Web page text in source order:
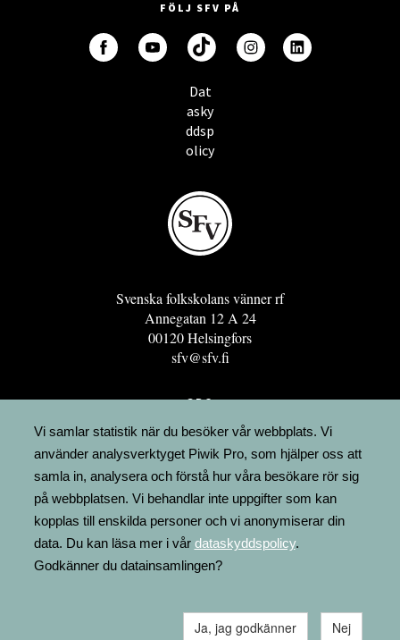
FÖLJ SFV PÅ
Dat
asky
ddsp
olicy
Svenska folkskolans vänner rf
Annegatan 12 A 24
00120 Helsingfors
sfv@sfv.fi
GRO
FÖRENINGSRESURSEN
MINNESRUNOR.FI
UPPSLAGSVERKET FINLAND
LÄGENHETER
FAKTURERING
Vi samlar statistik när du besöker vår webbplats. Vi
använder analysverktyget Piwik Pro, som hjälper oss att
samla in, analysera och förstå hur våra besökare rör sig
på webbplatsen. Vi behandlar inte uppgifter som kan
kopplas till enskilda personer och vi anonymiserar din
data. Du kan läsa mer i vår dataskyddspolicy.
Godkänner du datainsamlingen?
Ja, jag godkänner Nej